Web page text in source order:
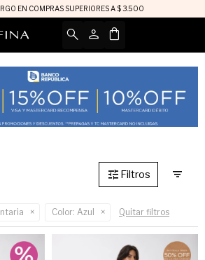
EN COMPRAS SUPERIORES A $ 3.500
Color: Azul Quitar filtros